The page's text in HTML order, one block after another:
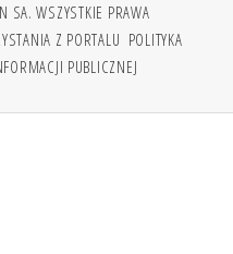
WSZYSTKIE PRAWA
Z PORTALU POLITYKA
PUBLICZNEJ